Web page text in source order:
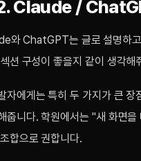
Claude /
와 ChatGPT는 글로 설명하
션 구성이 좋을지 같이 생각
자에게는 특히 두 가지가 큰
줍니다. 학원에서는 "새 화면
합으로 권합니다.